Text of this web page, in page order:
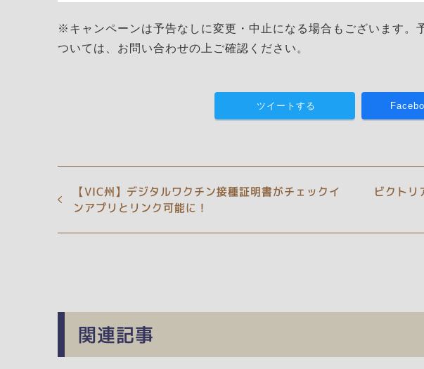
※キャンペーンは予告なしに変更・中止になる場合もございます。
ついては、お問い合わせの上ご確認ください。
ツイートする
【VIC州】デジタルワクチン接種証明書がチェックイ
ンアプリとリンク可能に！
ビクトリ
関連記事